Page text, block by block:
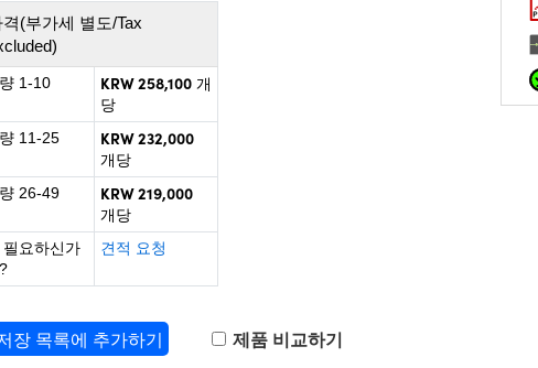
격(부가세 별도/Tax
1-10 KRW 258,100 개
당
11-25
KRW 232,000
개당
26-49
KRW 219,000
개당
필요하신가
견적 요청
장 목록에 추가하기 제품 비교하기